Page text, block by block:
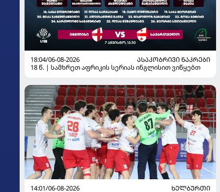
18:04/06-08-2026
ᲐᲡᲐᲙᲝᲑᲠᲘᲕᲘ ᲜᲐᲙᲠᲔᲑᲘ
18 წ. | სამხრეთ აფრიკის სერიას ინგლისით ვიწყებთ
14:01/06-08-2026
ᲮᲔᲚᲑᲣᲠᲗᲘ